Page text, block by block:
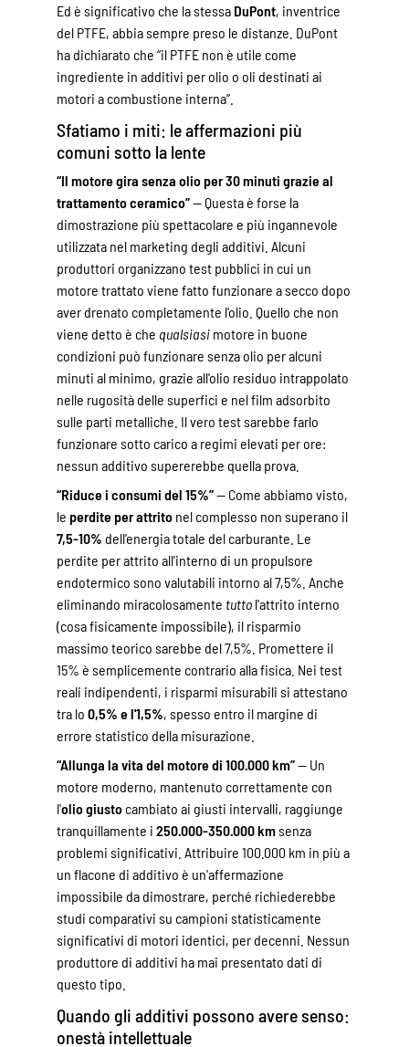
Ed è significativo che la stessa DuPont, inventrice
del PTFE, abbia sempre preso le distanze. DuPont
ha dichiarato che “il PTFE non è utile come
ingrediente in additivi per olio o oli destinati ai
motori a combustione interna”.
Sfatiamo i miti: le affermazioni più
comuni sotto la lente
“Il motore gira senza olio per 30 minuti grazie al
trattamento ceramico”— Questa è forse la
dimostrazione più spettacolare e più ingannevole
utilizzata nel marketing degli additivi. Alcuni
produttori organizzano test pubblici in cui un
motore trattato viene fatto funzionare a secco dopo
aver drenato completamente l'olio. Quello che non
viene detto è che qualsiasi motore in buone
condizioni può funzionare senza olio per alcuni
minuti al minimo, grazie all'olio residuo intrappolato
nelle rugosità delle superfici e nel film adsorbito
sulle parti metalliche. Il vero test sarebbe farlo
funzionare sotto carico a regimi elevati per ore:
nessun additivo supererebbe quella prova.
“Riduce i consumi del 15%”— Come abbiamo visto,
le perdite per attrito nel complesso non superano il
7,5-10% dell'energia totale del carburante. Le
perdite per attrito all'interno di un propulsore
endotermico sono valutabili intorno al 7,5%. Anche
eliminando miracolosamente tutto l'attrito interno
(cosa fisicamente impossibile), il risparmio
massimo teorico sarebbe del 7,5%. Promettere il
15% è semplicemente contrario alla fisica. Nei test
reali indipendenti, i risparmi misurabili si attestano
tra lo 0,5% e l'1,5%, spesso entro il margine di
errore statistico della misurazione.
“Allunga la vita del motore di 100.000 km”— Un
motore moderno, mantenuto correttamente con
l'olio giusto cambiato ai giusti intervalli, raggiunge
tranquillamente i 250.000-350.000 kmsenza
problemi significativi. Attribuire 100.000 km in più a
un flacone di additivo è un'affermazione
impossibile da dimostrare, perché richiederebbe
studi comparativi su campioni statisticamente
significativi di motori identici, per decenni. Nessun
produttore di additivi ha mai presentato dati di
questo tipo.
Quando gli additivi possono avere senso:
onestà intellettuale